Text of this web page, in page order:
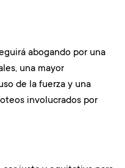
abogando por una
una mayor
de la fuerza y una
involucrados por